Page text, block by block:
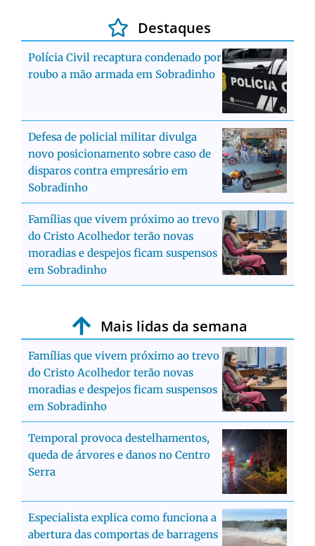
Destaques
Polícia Civil recaptura condenado por
roubo a mão armada em Sobradinho
Defesa de policial militar divulga
novo posicionamento sobre caso de
disparos contra empresário em
Sobradinho
Famílias que vivem próximo ao trevo
do Cristo Acolhedor terão novas
moradias e despejos ficam suspensos
em Sobradinho
Mais lidas da semana
Famílias que vivem próximo ao trevo
do Cristo Acolhedor terão novas
moradias e despejos ficam suspensos
em Sobradinho
Temporal provoca destelhamentos,
queda de árvores e danos no Centro
Serra
Especialista explica como funciona a
abertura das comportas de barragens